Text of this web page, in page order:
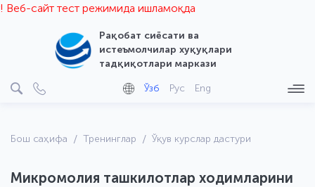
сайт тест режимида ишламоқда
Рақобат сиёсати ва
истеъмолчилар хуқуқлари
тадқиқотлари маркази
Ўзб Рус Eng
Бош саҳифа Тренинглар Ўқув курслар дастури
Микромолия ташкилотлар ходимларини